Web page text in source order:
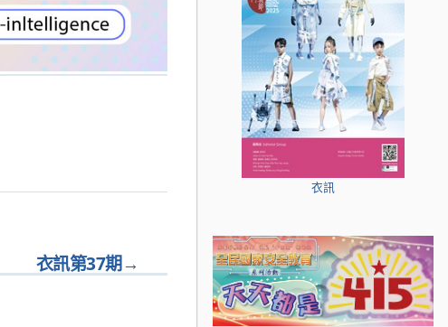
→
衣訊第37期
衣訊